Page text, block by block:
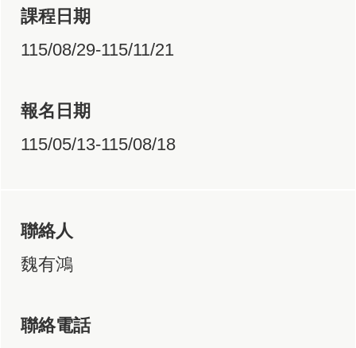
課程日期
115/08/29-115/11/21
報名日期
115/05/13-115/08/18
聯絡人
魏有鴻
聯絡電話